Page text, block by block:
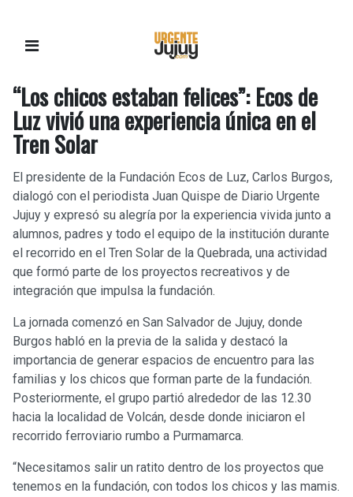
“Los chicos estaban felices”: Ecos de
Luz vivió una experiencia única en el
Tren Solar
El presidente de la Fundación Ecos de Luz, Carlos Burgos,
dialogó con el periodista Juan Quispe de Diario Urgente
Jujuy y expresó su alegría por la experiencia vivida junto a
alumnos, padres y todo el equipo de la institución durante
el recorrido en el Tren Solar de la Quebrada, una actividad
que formó parte de los proyectos recreativos y de
integración que impulsa la fundación.
La jornada comenzó en San Salvador de Jujuy, donde
Burgos habló en la previa de la salida y destacó la
importancia de generar espacios de encuentro para las
familias y los chicos que forman parte de la fundación.
Posteriormente, el grupo partió alrededor de las 12.30
hacia la localidad de Volcán, desde donde iniciaron el
recorrido ferroviario rumbo a Purmamarca.
“Necesitamos salir un ratito dentro de los proyectos que
tenemos en la fundación, con todos los chicos y las mamis.